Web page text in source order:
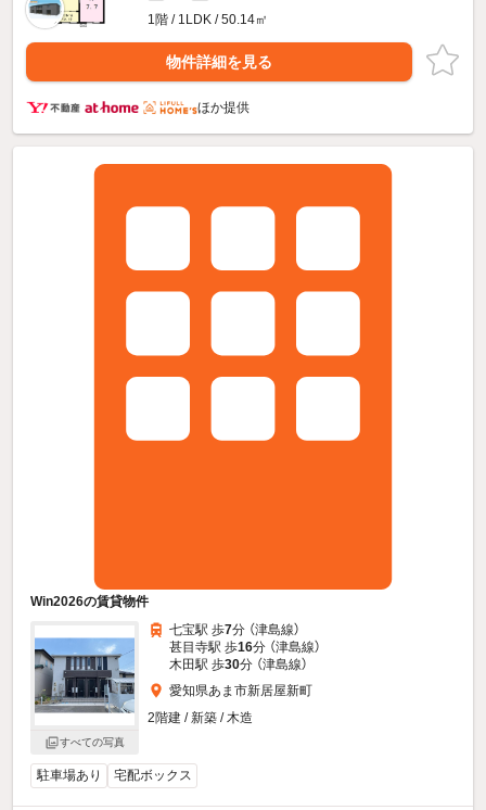
1階 / 1LDK / 50.14㎡
物件詳細を見る
ほか提供
Win2026の賃貸物件
すべての写真
七宝駅 歩7分 （津島線）
甚目寺駅 歩16分 （津島線）
木田駅 歩30分 （津島線）
愛知県あま市新居屋新町
2階建 / 新築 / 木造
駐車場あり 宅配ボックス